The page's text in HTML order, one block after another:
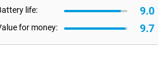
life: 9.0
for money: 9.7